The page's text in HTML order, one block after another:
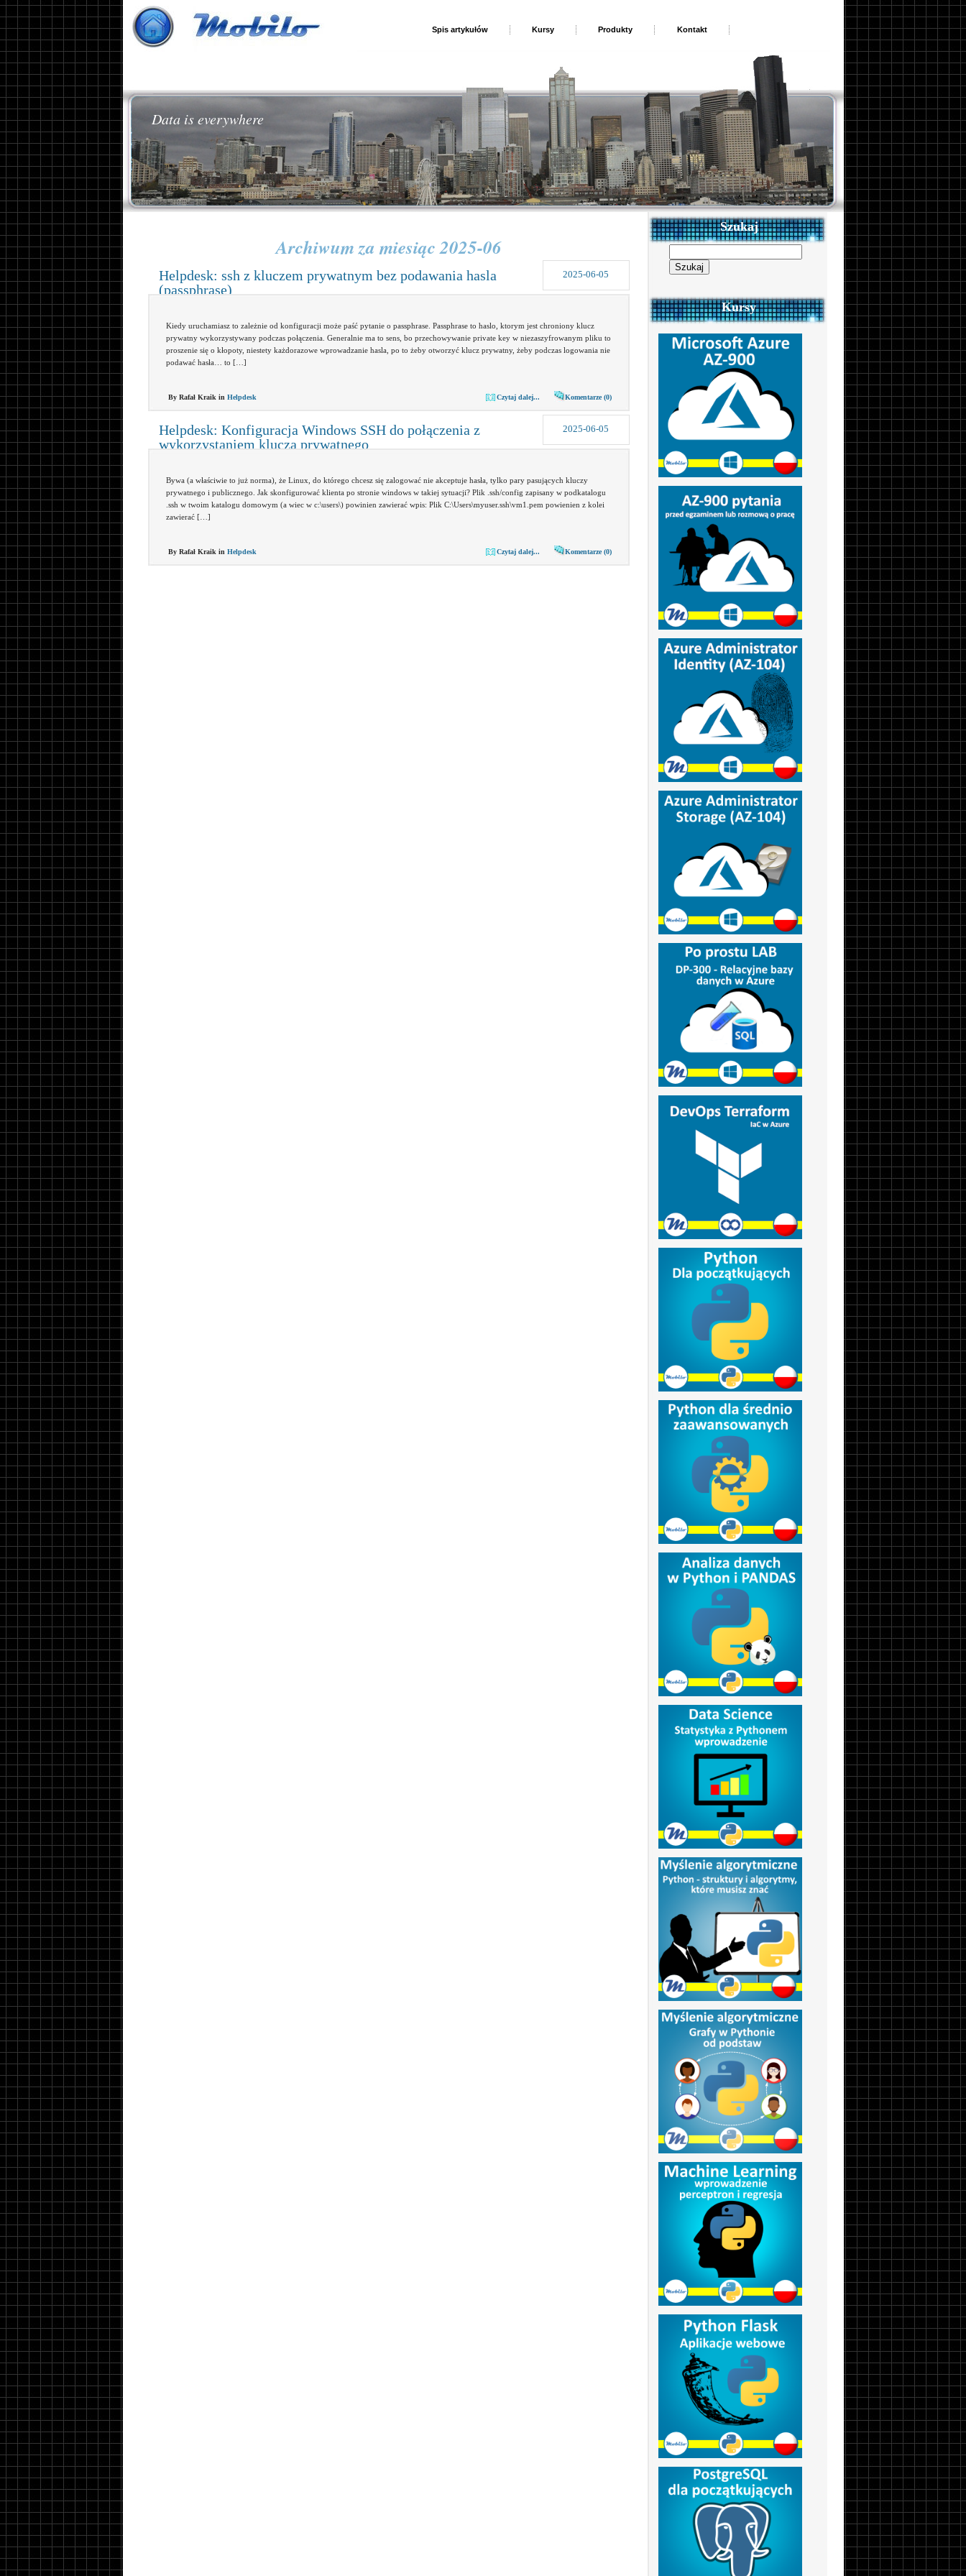
Spis artykułów Kursy Produkty Kontakt
Data is everywhere
Archiwum za miesiąc 2025-06
Helpdesk: ssh z kluczem prywatnym bez podawania hasla
(passphrase)
2025-06-05
Kiedy uruchamiasz to zależnie od konfiguracji może paść pytanie o passphrase. Passphrase to haslo, ktorym jest chroniony klucz
prywatny wykorzystywany podczas połączenia. Generalnie ma to sens, bo przechowywanie private key w niezaszyfrowanym pliku to
proszenie się o kłopoty, niestety każdorazowe wprowadzanie hasla, po to żeby otworzyć klucz prywatny, żeby podczas logowania nie
podawać hasła… to […]
Komentarze (0)
Czytaj dalej...
By Rafał Kraik in Helpdesk
Helpdesk: Konfiguracja Windows SSH do połączenia z
wykorzystaniem klucza prywatnego
2025-06-05
Bywa (a właściwie to już norma), że Linux, do którego chcesz się zalogować nie akceptuje hasła, tylko pary pasujących kluczy
prywatnego i publicznego. Jak skonfigurować klienta po stronie windows w takiej sytuacji? Plik .ssh/config zapisany w podkatalogu
.ssh w twoim katalogu domowym (a wiec w c:\users\) powinien zawierać wpis: Plik C:\Users\myuser.ssh\vm1.pem powienien z kolei
zawierać […]
Komentarze (0)
Czytaj dalej...
By Rafał Kraik in Helpdesk
Szukaj
Kursy